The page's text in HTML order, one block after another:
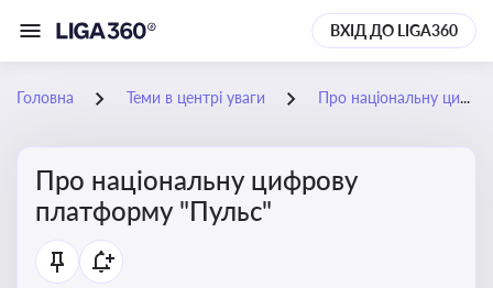
ВХІД ДО LIGA360
Головна Теми в центрі уваги Про національну цифрову платформу "Пульс"
Про національну цифрову
платформу "Пульс"